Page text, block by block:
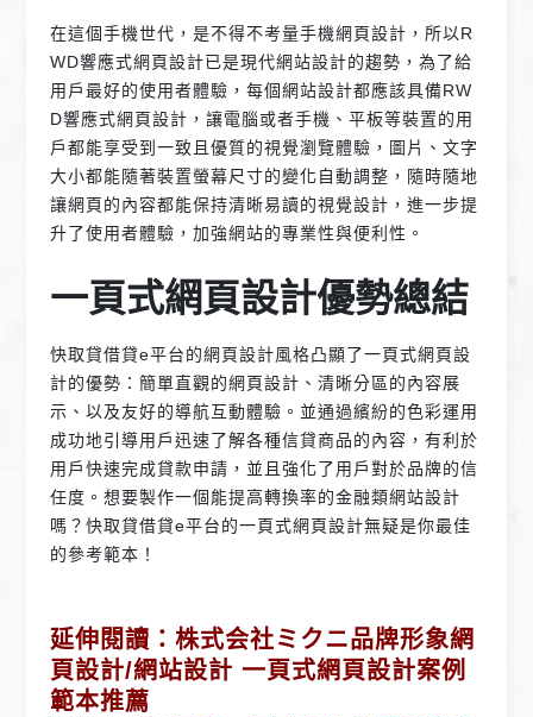
在這個手機世代，是不得不考量手機網頁設計，所以R
WD響應式網頁設計已是現代網站設計的趨勢，為了給
用戶最好的使用者體驗，每個網站設計都應該具備RW
D響應式網頁設計，讓電腦或者手機、平板等裝置的用
戶都能享受到一致且優質的視覺瀏覽體驗，圖片、文字
大小都能隨著裝置螢幕尺寸的變化自動調整，隨時隨地
讓網頁的內容都能保持清晰易讀的視覺設計，進一步提
升了使用者體驗，加強網站的專業性與便利性。
一頁式網頁設計優勢總結
快取貸借貸e平台的網頁設計風格凸顯了一頁式網頁設
計的優勢：簡單直觀的網頁設計、清晰分區的內容展
示、以及友好的導航互動體驗。並通過繽紛的色彩運用
成功地引導用戶迅速了解各種信貸商品的內容，有利於
用戶快速完成貸款申請，並且強化了用戶對於品牌的信
任度。想要製作一個能提高轉換率的金融類網站設計
嗎？快取貸借貸e平台的一頁式網頁設計無疑是你最佳
的參考範本！
延伸閱讀：株式会社ミクニ品牌形象網
頁設計/網站設計 一頁式網頁設計案例
範本推薦